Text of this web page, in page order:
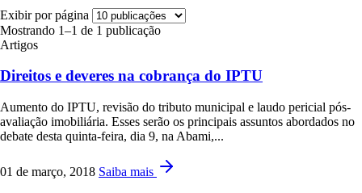
Exibir por página
Mostrando 1–1 de 1 publicação
Artigos
Direitos e deveres na cobrança do IPTU
Aumento do IPTU, revisão do tributo municipal e laudo pericial pós-
avaliação imobiliária. Esses serão os principais assuntos abordados no
debate desta quinta-feira, dia 9, na Abami,...
01 de março, 2018 Saiba mais